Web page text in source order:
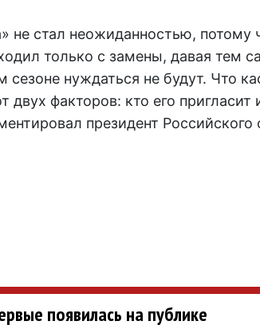
не стал неожиданностью, потому
только с замены, давая тем
сезоне нуждаться не будут. Что
факторов: кто его пригласит
президент Российского
появилась на публике